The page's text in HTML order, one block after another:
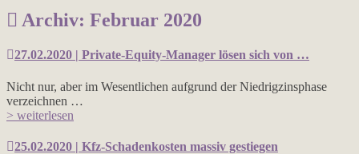
Archiv: Februar 2020
27.02.2020 | Private-Equity-Manager lösen sich von …
Nicht nur, aber im Wesentlichen aufgrund der Niedrigzinsphase
verzeichnen …
> weiterlesen
25.02.2020 | Kfz-Schadenkosten massiv gestiegen